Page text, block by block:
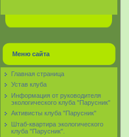
Меню сайта
Главная страница
Устав клуба
Информация от руководителя
экологического клуба "Парусник"
Активисты клуба "Парусник"
Штаб-квартира экологического
клуба "Парусник".